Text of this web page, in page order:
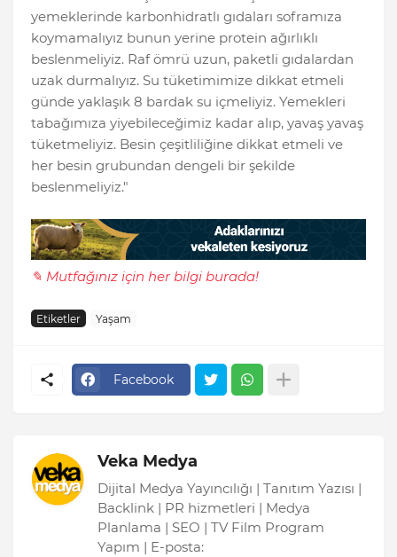
yemeklerinde karbonhidratlı gıdaları soframıza
koymamalıyız bunun yerine protein ağırlıklı
beslenmeliyiz. Raf ömrü uzun, paketli gıdalardan
uzak durmalıyız. Su tüketimimize dikkat etmeli
günde yaklaşık 8 bardak su içmeliyiz. Yemekleri
tabağımıza yiyebileceğimiz kadar alıp, yavaş yavaş
tüketmeliyiz. Besin çeşitliliğine dikkat etmeli ve
her besin grubundan dengeli bir şekilde
beslenmeliyiz."
✎ Mutfağınız için her bilgi burada!
Etiketler Yaşam
Facebook
Veka Medya
Dijital Medya Yayıncılığı | Tanıtım Yazısı |
Backlink | PR hizmetleri | Medya
Planlama | SEO | TV Film Program
Yapım | E-posta: